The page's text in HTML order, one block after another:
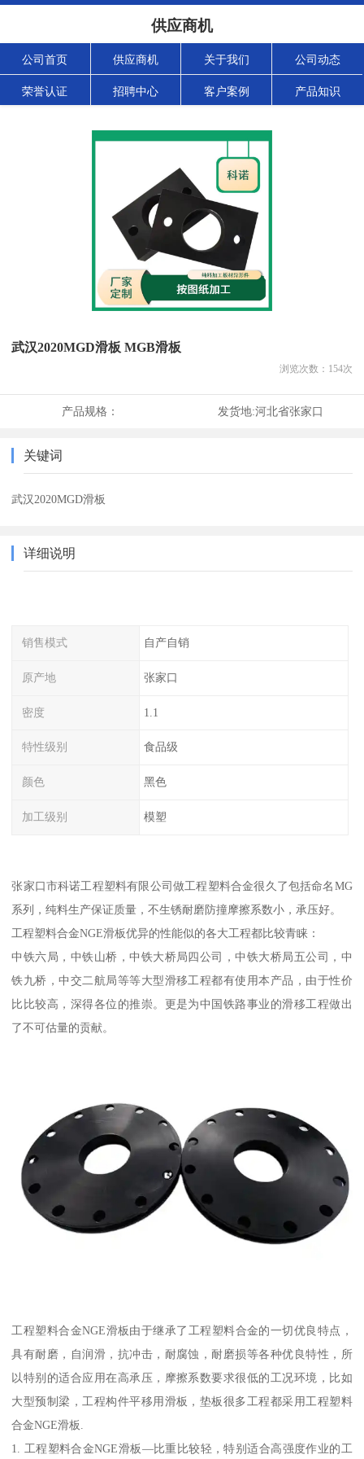
供应商机
公司首页 供应商机 关于我们 公司动态
荣誉认证 招聘中心 客户案例 产品知识
武汉2020MGD滑板 MGB滑板
浏览次数： 154次
产品规格： 发货地:河北省张家口
关键词
武汉2020MGD滑板
详细说明
销售模式 自产自销
原产地 张家口
密度 1.1
特性级别 食品级
颜色 黑色
加工级别 模塑
张家口市科诺工程塑料有限公司做工程塑料合金很久了包括命名MG
系列，纯料生产保证质量，不生锈耐磨防撞摩擦系数小，承压好。
工程塑料合金NGE滑板优异的性能似的各大工程都比较青睐：
中铁六局，中铁山桥，中铁大桥局四公司，中铁大桥局五公司，中
铁九桥，中交二航局等等大型滑移工程都有使用本产品，由于性价
比比较高，深得各位的推崇。更是为中国铁路事业的滑移工程做出
了不可估量的贡献。
工程塑料合金NGE滑板由于继承了工程塑料合金的一切优良特点，
具有耐磨，自润滑，抗冲击，耐腐蚀，耐磨损等各种优良特性，所
以特别的适合应用在高承压，摩擦系数要求很低的工况环境，比如
大型预制梁，工程构件平移用滑板，垫板很多工程都采用工程塑料
合金NGE滑板.
1. 工程塑料合金NGE滑板—比重比较轻，特别适合高强度作业的工